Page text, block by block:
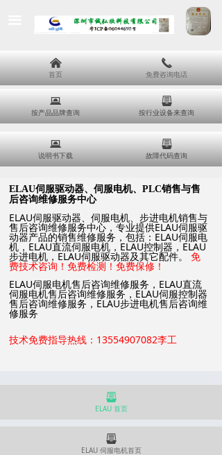
뀵
按产品品牌查询
뀣
按行业设备来查询
낀
首页
끅
免费咨询电话
뀵
说明书下载
뀣
故障代码查询
ELAU伺服驱动器、伺服电机、PLC销售与售
后咨询维修服务中心
ELAU伺服驱动器、伺服电机、步进电机销售与
售后咨询维修服务中心，专业提供ELAU伺服驱
动器产品的销售维修服务，包括：ELAU伺服电
机，ELAU直流伺服电机，ELAU控制器，ELAU
步进电机，ELAU伺服驱动器及其它配件。 免
费技术咨询！免费检测！免费保修！
ELAU伺服电机售后咨询维修服务，ELAU直流
伺服电机售后咨询维修服务，ELAU伺服控制器
售后咨询维修服务，ELAU步进电机售后咨询维
修服务
技术免费指导热线：13554907082李工
뀣
ELAU 首页
뀣
ELAU 伺服电机首页